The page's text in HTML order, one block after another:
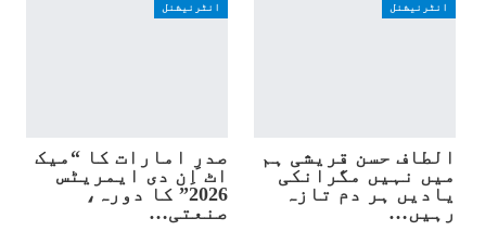
انٹرنیشنل
الطاف حسن قریشی ہم
میں نہیں مگرانکی
یادیں ہر دم تازہ
رہیں…
انٹرنیشنل
صدرِ امارات کا “میک
اٹ اِن دی ایمریٹس
2026” کا دورہ،
صنعتی…